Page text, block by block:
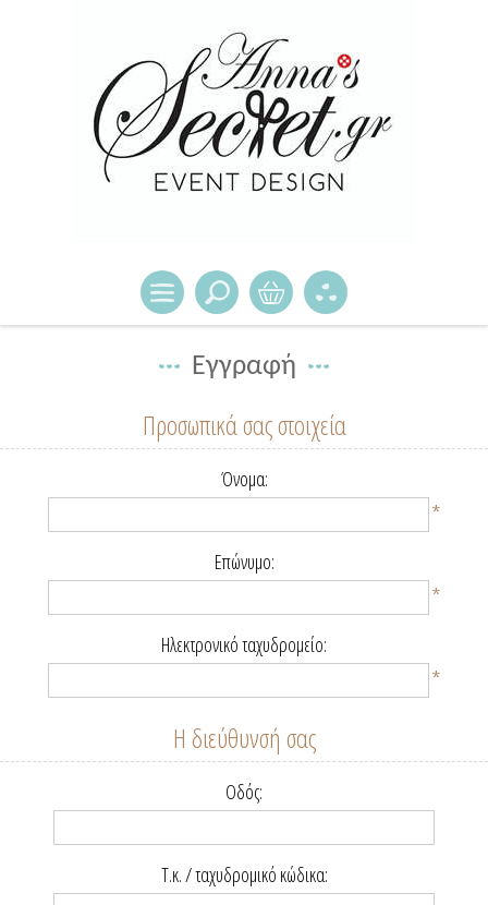
Εγγραφή
Προσωπικά σας στοιχεία
Όνομα:
*
Επώνυμο:
*
Ηλεκτρονικό ταχυδρομείο:
*
Η διεύθυνσή σας
Οδός:
Τ.κ. / ταχυδρομικό κώδικα: